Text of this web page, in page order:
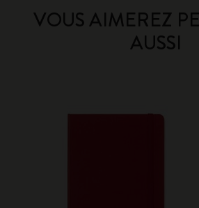
VOUS AIMEREZ
AUSSI